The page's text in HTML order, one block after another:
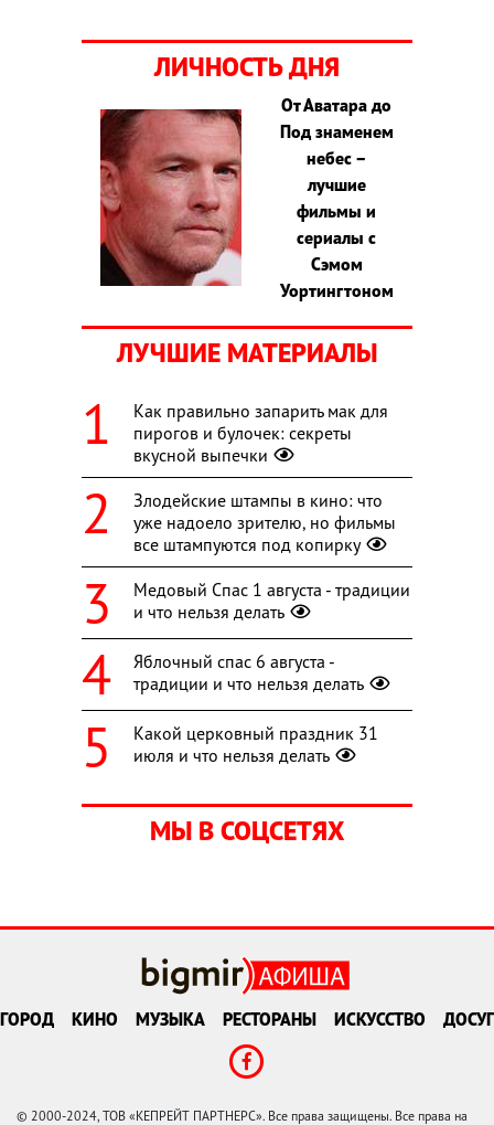
ЛИЧНОСТЬ ДНЯ
От Аватара до
Под знаменем
небес –
лучшие
фильмы и
сериалы с
Сэмом
Уортингтоном
ЛУЧШИЕ МАТЕРИАЛЫ
Как правильно запарить мак для
пирогов и булочек: секреты
вкусной выпечки
Злодейские штампы в кино: что
уже надоело зрителю, но фильмы
все штампуются под копирку
Медовый Спас 1 августа - традиции
и что нельзя делать
Яблочный спас 6 августа -
традиции и что нельзя делать
Какой церковный праздник 31
июля и что нельзя делать
МЫ В СОЦСЕТЯХ
ГОРОД КИНО МУЗЫКА РЕСТОРАНЫ ИСКУССТВО ДОСУГ
© 2000-2024, ТОВ «КЕПРЕЙТ ПАРТНЕРС». Все права защищены. Все права на